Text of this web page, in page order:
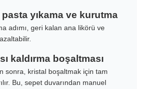
yıkama ve kurutma
adımı, geri kalan ana likörü ve
kaldırma boşaltması
sonra, kristal boşaltmak için tam
Bu, sepet duvarından manuel